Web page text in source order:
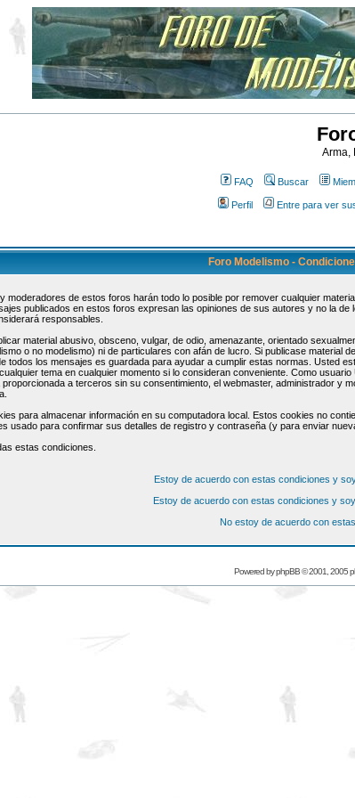
Arma,
FAQ Buscar
Perfil Entre para ver
Foro Modelismo -
moderadores de estos foros harán todo lo posible por remover cualquier
publicados en estos foros expresan las opiniones de sus autores y no la
responsables.
material abusivo, obsceno, vulgar, de odio, amenazante, orientado
o no modelismo) ni de particulares con afán de lucro. Si publicase
todos los mensajes es guardada para ayudar a cumplir estas normas. Usted
tema en cualquier momento si lo consideran conveniente. Como
a terceros sin su consentimiento, el webmaster, administrador y
para almacenar información en su computadora local. Estos cookies no
usado para confirmar sus detalles de registro y contraseña (y para enviar
estas condiciones.
Estoy de acuerdo con estas condiciones y
Estoy de acuerdo con estas condiciones y soy
No estoy de acuerdo con
Powered byphpBB© 2001, 2005